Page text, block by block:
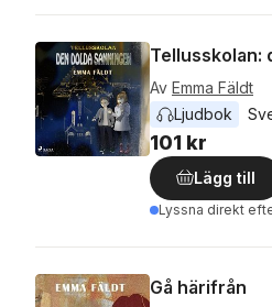
Tellusskolan:
Av Emma Fäldt
Ljudbok
101 kr
Lägg till
Lyssna direkt
Gå härifrån